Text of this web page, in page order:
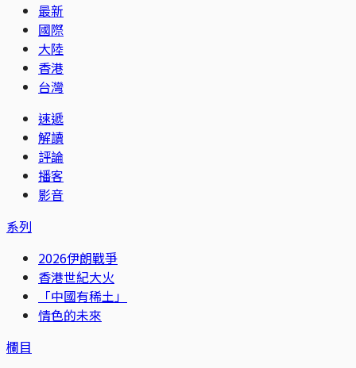
最新
國際
大陸
香港
台灣
速遞
解讀
評論
播客
影音
系列
2026伊朗戰爭
香港世紀大火
「中國有稀土」
情色的未來
欄目